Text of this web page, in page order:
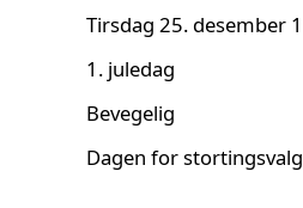
Tirsdag 25. desember
1. juledag
Bevegelig
Dagen for stortingsvalg